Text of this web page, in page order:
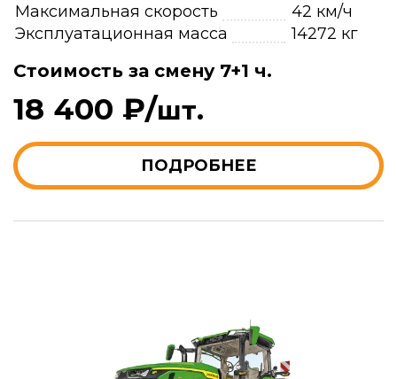
Максимальная скорость
42 км/ч
Эксплуатационная масса
14272 кг
Стоимость за смену 7+1 ч.
18 400 ₽/шт.
ПОДРОБНЕЕ